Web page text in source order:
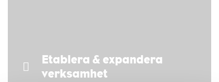
Etablera & expandera
verksamhet